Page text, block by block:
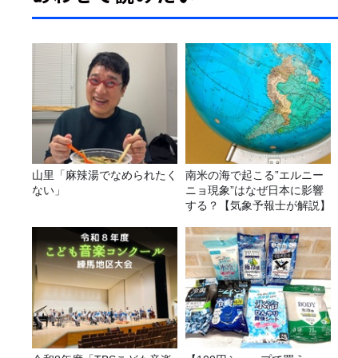
山里「麻辣湯でなめられたく
ない」
南米の海で起こる”エルニー
ニョ現象”はなぜ日本に影響
する？【気象予報士が解説】